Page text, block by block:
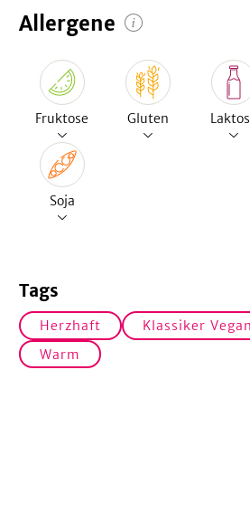
Allergene
Fruktose Gluten
Soja
Tags
Herzhaft
Klassiker
Warm